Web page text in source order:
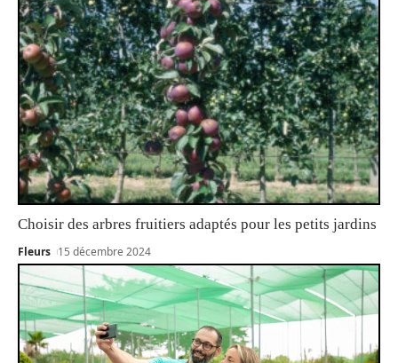
Choisir des arbres fruitiers adaptés pour les petits jardins
Fleurs 15 décembre 2024